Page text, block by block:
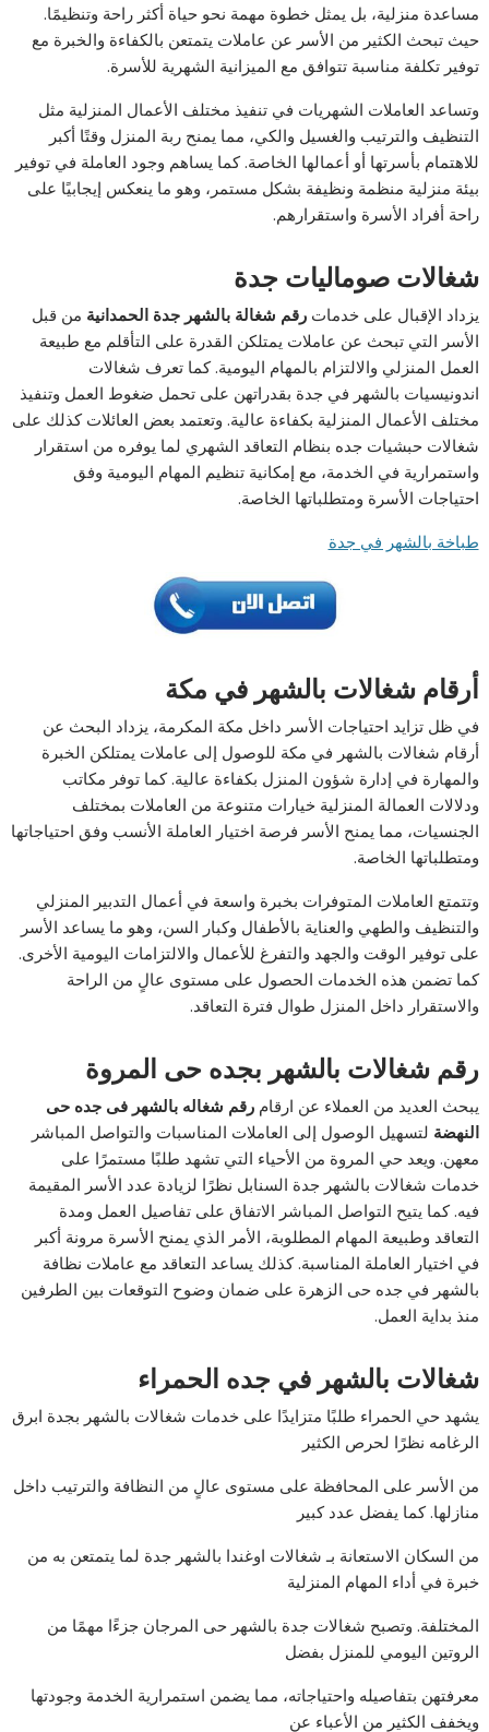
مساعدة منزلية، بل يمثل خطوة مهمة نحو حياة أكثر راحة وتنظيمًا.
حيث تبحث الكثير من الأسر عن عاملات يتمتعن بالكفاءة والخبرة مع
توفير تكلفة مناسبة تتوافق مع الميزانية الشهرية للأسرة.
وتساعد العاملات الشهريات في تنفيذ مختلف الأعمال المنزلية مثل
التنظيف والترتيب والغسيل والكي، مما يمنح ربة المنزل وقتًا أكبر
للاهتمام بأسرتها أو أعمالها الخاصة. كما يساهم وجود العاملة في توفير
بيئة منزلية منظمة ونظيفة بشكل مستمر، وهو ما ينعكس إيجابيًا على
راحة أفراد الأسرة واستقرارهم.
شغالات صوماليات جدة
يزداد الإقبال على خدماترقم شغالة بالشهر جدة الحمدانية من قبل
الأسر التي تبحث عن عاملات يمتلكن القدرة على التأقلم مع طبيعة
العمل المنزلي والالتزام بالمهام اليومية. كما تعرف شغالات
اندونيسيات بالشهر في جدة بقدراتهن على تحمل ضغوط العمل وتنفيذ
مختلف الأعمال المنزلية بكفاءة عالية. وتعتمد بعض العائلات كذلك على
شغالات حبشيات جده بنظام التعاقد الشهري لما يوفره من استقرار
واستمرارية في الخدمة، مع إمكانية تنظيم المهام اليومية وفق
احتياجات الأسرة ومتطلباتها الخاصة.
طباخة بالشهر في جدة
أرقام شغالات بالشهر في مكة
في ظل تزايد احتياجات الأسر داخل مكة المكرمة، يزداد البحث عن
أرقام شغالات بالشهر في مكة للوصول إلى عاملات يمتلكن الخبرة
والمهارة في إدارة شؤون المنزل بكفاءة عالية. كما توفر مكاتب
ودلالات العمالة المنزلية خيارات متنوعة من العاملات بمختلف
الجنسيات، مما يمنح الأسر فرصة اختيار العاملة الأنسب وفق احتياجاتها
ومتطلباتها الخاصة.
وتتمتع العاملات المتوفرات بخبرة واسعة في أعمال التدبير المنزلي
والتنظيف والطهي والعناية بالأطفال وكبار السن، وهو ما يساعد الأسر
على توفير الوقت والجهد والتفرغ للأعمال والالتزامات اليومية الأخرى.
كما تضمن هذه الخدمات الحصول على مستوى عالٍ من الراحة
والاستقرار داخل المنزل طوال فترة التعاقد.
رقم شغالات بالشهر بجده حى المروة
يبحث العديد من العملاء عن ارقامرقم شغاله بالشهر فى جده حى
النهضة لتسهيل الوصول إلى العاملات المناسبات والتواصل المباشر
معهن. ويعد حي المروة من الأحياء التي تشهد طلبًا مستمرًا على
خدمات شغالات بالشهر جدة السنابل نظرًا لزيادة عدد الأسر المقيمة
فيه. كما يتيح التواصل المباشر الاتفاق على تفاصيل العمل ومدة
التعاقد وطبيعة المهام المطلوبة، الأمر الذي يمنح الأسرة مرونة أكبر
في اختيار العاملة المناسبة. كذلك يساعد التعاقد مع عاملات نظافة
بالشهر في جده حى الزهرة على ضمان وضوح التوقعات بين الطرفين
منذ بداية العمل.
شغالات بالشهر في جده الحمراء
يشهد حي الحمراء طلبًا متزايدًا على خدمات شغالات بالشهر بجدة ابرق
الرغامه نظرًا لحرص الكثير
من الأسر على المحافظة على مستوى عالٍ من النظافة والترتيب داخل
منازلها. كما يفضل عدد كبير
من السكان الاستعانة بـ شغالات اوغندا بالشهر جدة لما يتمتعن به من
خبرة في أداء المهام المنزلية
المختلفة. وتصبح شغالات جدة بالشهر حى المرجان جزءًا مهمًا من
الروتين اليومي للمنزل بفضل
معرفتهن بتفاصيله واحتياجاته، مما يضمن استمرارية الخدمة وجودتها
ويخفف الكثير من الأعباء عن